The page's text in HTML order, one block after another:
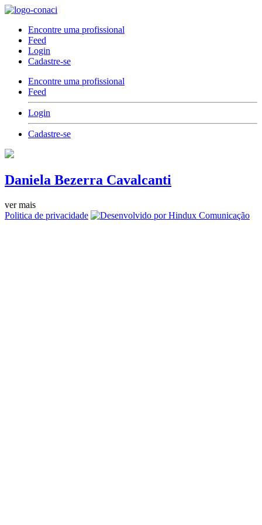
Encontre uma profissional
Feed
Login
Cadastre-se
Encontre uma profissional
Feed
Login
Cadastre-se
Daniela Bezerra Cavalcanti
ver mais
Politica de privacidade